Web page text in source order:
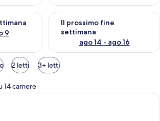
9
per questo fine settimana, ago 7 - ago
Il prossimo fine
settimana
ago 14 - ago 16
Verifica la disponibilità per il
2 letti 3+ letti
14 camere
Un soggiorno lussuoso con divano,